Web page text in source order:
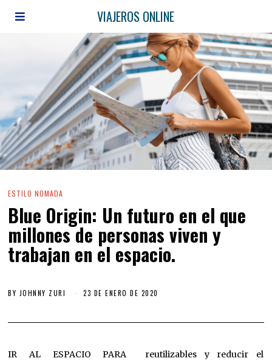
VIAJEROS ONLINE
ESTILO NOMADA
Blue Origin: Un futuro en el que
millones de personas viven y
trabajan en el espacio.
BY JOHNNY ZURI 23 DE ENERO DE 2020
IR AL ESPACIO PARA
reutilizables y reducir el